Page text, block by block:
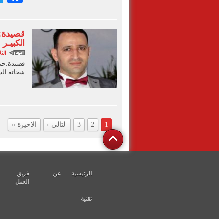
شحاته
1
2
3 التالي › الاخيرة »
الرئيسية عن
فريق
العمل
تقنية